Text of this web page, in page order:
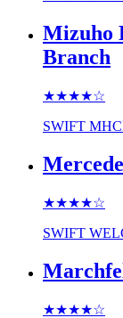
Mizuho
Branch
★★★★☆
SWIFT
★★★★☆
SWIFT
★★★★☆